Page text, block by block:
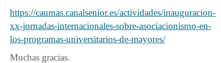
https://caumas.canalsenior.es/actividades/inauguracion-
xx-jornadas-internacionales-sobre-asociacionismo-en-
los-programas-universitarios-de-mayores/
Muchas gracias.